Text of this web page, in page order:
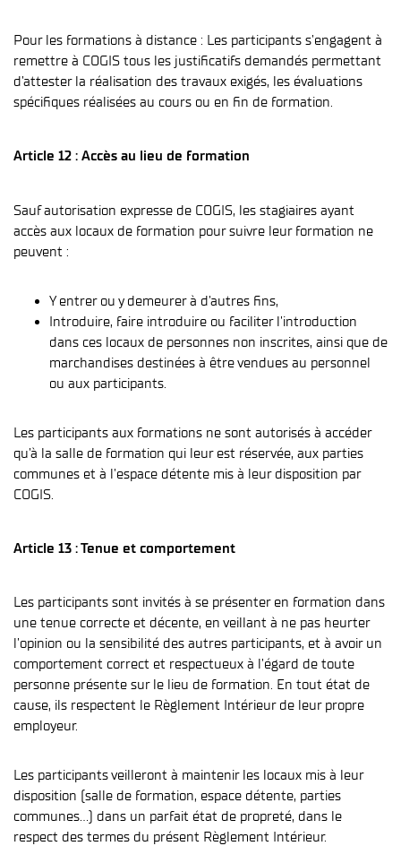
Pour les formations à distance : Les participants s’engagent à
remettre à COGIS tous les justificatifs demandés permettant
d’attester la réalisation des travaux exigés, les évaluations
spécifiques réalisées au cours ou en fin de formation.
Article 12 : Accès au lieu de formation
Sauf autorisation expresse de COGIS, les stagiaires ayant
accès aux locaux de formation pour suivre leur formation ne
peuvent :
Y entrer ou y demeurer à d’autres fins,
Introduire, faire introduire ou faciliter l’introduction
dans ces locaux de personnes non inscrites, ainsi que de
marchandises destinées à être vendues au personnel
ou aux participants.
Les participants aux formations ne sont autorisés à accéder
qu’à la salle de formation qui leur est réservée, aux parties
communes et à l’espace détente mis à leur disposition par
COGIS.
Article 13 : Tenue et comportement
Les participants sont invités à se présenter en formation dans
une tenue correcte et décente, en veillant à ne pas heurter
l’opinion ou la sensibilité des autres participants, et à avoir un
comportement correct et respectueux à l’égard de toute
personne présente sur le lieu de formation. En tout état de
cause, ils respectent le Règlement Intérieur de leur propre
employeur.
Les participants veilleront à maintenir les locaux mis à leur
disposition (salle de formation, espace détente, parties
communes…) dans un parfait état de propreté, dans le
respect des termes du présent Règlement Intérieur.